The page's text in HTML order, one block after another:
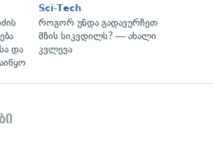
და
Sci-Tech
როგორ უნდა გადავურჩეთ
მზის სიკვდილს? — ახალი
კვლევა